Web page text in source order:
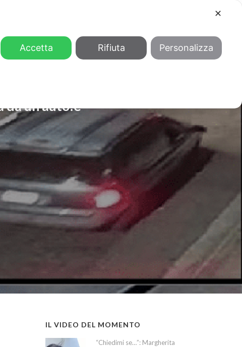
un’auto:è
IL VIDEO DEL MOMENTO
“Chiedimi se…”: Margherita
✕
Accetta Rifiuta Personalizza